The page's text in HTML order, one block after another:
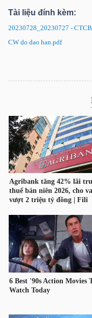
Tài liệu đính kèm:
20230728_20230727 -
CW do dao han.pdf
ĐỘNG
SẢN
HÀNG
HÓA
KINH
TẾ
THẾ
GIỚI